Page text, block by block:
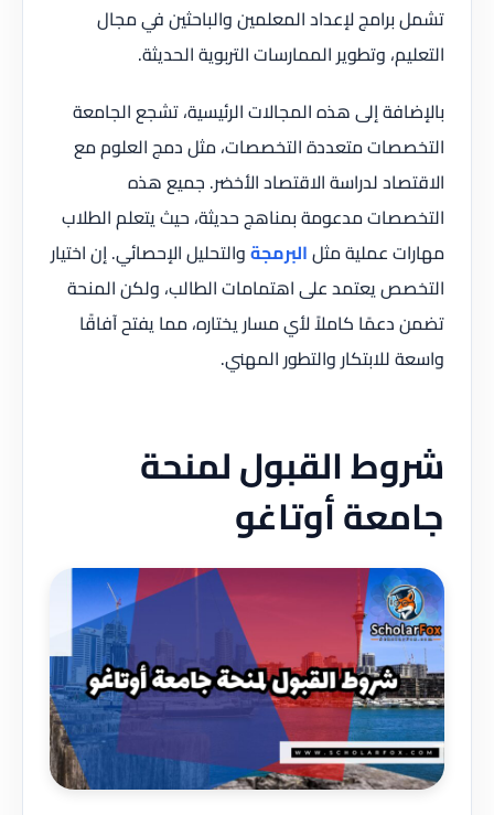
تشمل برامج لإعداد المعلمين والباحثين في مجال
التعليم، وتطوير الممارسات التربوية الحديثة.
بالإضافة إلى هذه المجالات الرئيسية، تشجع الجامعة
التخصصات متعددة التخصصات، مثل دمج العلوم مع
الاقتصاد لدراسة الاقتصاد الأخضر. جميع هذه
التخصصات مدعومة بمناهج حديثة، حيث يتعلم الطلاب
مهارات عملية مثلالبرمجةوالتحليل الإحصائي. إن اختيار
التخصص يعتمد على اهتمامات الطالب، ولكن المنحة
تضمن دعمًا كاملاً لأي مسار يختاره، مما يفتح آفاقًا
واسعة للابتكار والتطور المهني.
شروط القبول لمنحة
جامعة أوتاغو